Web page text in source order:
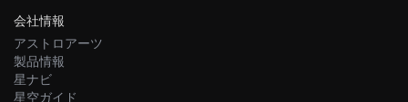
会社情報
アストロアーツ
製品情報
星ナビ
星空ガイド